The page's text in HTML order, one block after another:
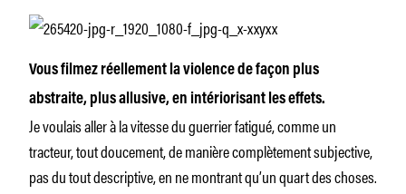
Vous filmez réellement la violence de façon plus
abstraite, plus allusive, en intériorisant les effets.
Je voulais aller à la vitesse du guerrier fatigué, comme un
tracteur, tout doucement, de manière complètement subjective,
pas du tout descriptive, en ne montrant qu’un quart des choses.